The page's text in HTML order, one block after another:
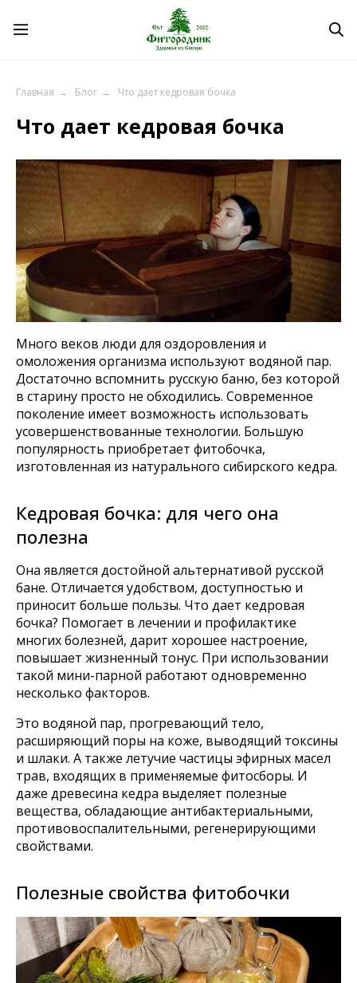
Главная → Блог → Что дает кедровая бочка
Что дает кедровая бочка
Много веков люди для оздоровления и
омоложения организма используют водяной пар.
Достаточно вспомнить русскую баню, без которой
в старину просто не обходились. Современное
поколение имеет возможность использовать
усовершенствованные технологии. Большую
популярность приобретает фитобочка,
изготовленная из натурального сибирского кедра.
Кедровая бочка: для чего она
полезна
Она является достойной альтернативой русской
бане. Отличается удобством, доступностью и
приносит больше пользы. Что дает кедровая
бочка? Помогает в лечении и профилактике
многих болезней, дарит хорошее настроение,
повышает жизненный тонус. При использовании
такой мини-парной работают одновременно
несколько факторов.
Это водяной пар, прогревающий тело,
расширяющий поры на коже, выводящий токсины
и шлаки. А также летучие частицы эфирных масел
трав, входящих в применяемые фитосборы. И
даже древесина кедра выделяет полезные
вещества, обладающие антибактериальными,
противовоспалительными, регенерирующими
свойствами.
Полезные свойства фитобочки